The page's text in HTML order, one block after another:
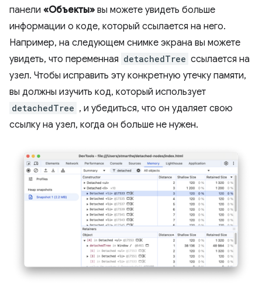
панели «Объекты» вы можете увидеть больше
информации о коде, который ссылается на него.
Например, на следующем снимке экрана вы можете
увидеть, что переменная detachedTree ссылается на
узел. Чтобы исправить эту конкретную утечку памяти,
вы должны изучить код, который использует
detachedTree , и убедиться, что он удаляет свою
ссылку на узел, когда он больше не нужен.